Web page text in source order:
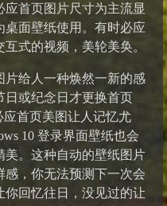
首页图片尺寸为主流显
桌面壁纸使用。有时必应
式的视频，美轮美奂。
片给人一种焕然一新的感
日或纪念日才更换首页
首页美图让人记忆尤
10 登录界面壁纸也会
美。这种自动的壁纸图片
，你无法预测下一次会
你回忆往日，没见过的让